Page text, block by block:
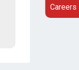
Careers